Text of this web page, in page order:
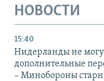
НОВОСТИ
15:40
Нидерланды не
дополнительные
– Минобороны